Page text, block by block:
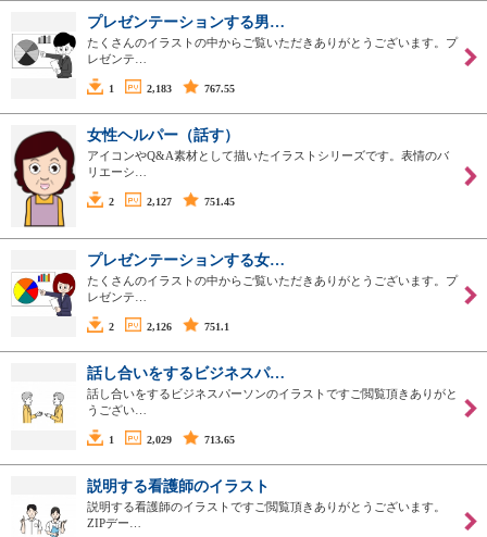
プレゼンテーションする男…
たくさんのイラストの中からご覧いただきありがとうございます。プ
レゼンテ…
1 2,183 767.55
女性ヘルパー（話す）
アイコンやQ&A素材として描いたイラストシリーズです。表情のバ
リエーシ…
2 2,127 751.45
プレゼンテーションする女…
たくさんのイラストの中からご覧いただきありがとうございます。プ
レゼンテ…
2 2,126 751.1
話し合いをするビジネスパ…
話し合いをするビジネスパーソンのイラストですご閲覧頂きありがと
うござい…
1 2,029 713.65
説明する看護師のイラスト
説明する看護師のイラストですご閲覧頂きありがとうございます。
ZIPデー…